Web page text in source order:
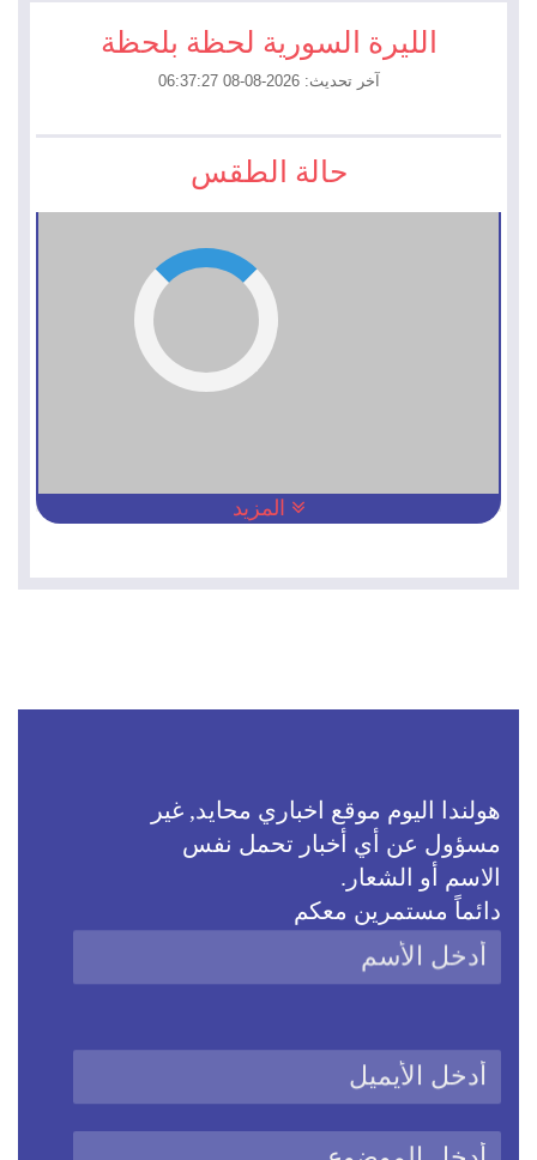
الليرة السورية لحظة بلحظة
آخر تحديث: 2026-08-08 06:37:27
حالة الطقس
المزيد
هولندا اليوم موقع اخباري محايد, غير
مسؤول عن أي أخبار تحمل نفس
الاسم أو الشعار.
دائماً مستمرين معكم